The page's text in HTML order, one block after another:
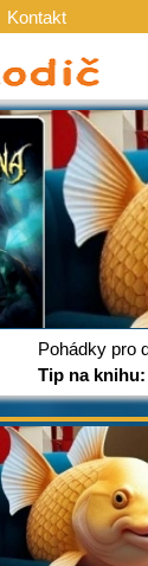
Kontakt
Pohádky pro
Tip na